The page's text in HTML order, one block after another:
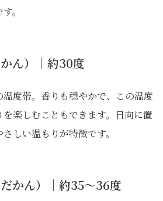
。
ん）｜約30度
度帯。香りも穏やかで、この温度
楽しむこともできます。日向に置
しい温もりが特徴です。
かん）｜約35〜36度